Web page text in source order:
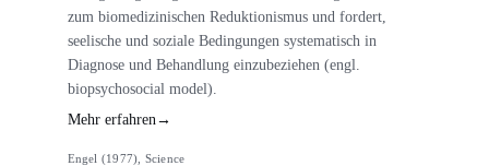
zum biomedizinischen Reduktionismus und fordert,
seelische und soziale Bedingungen systematisch in
Diagnose und Behandlung einzubeziehen (engl.
biopsychosocial model).
Mehr erfahren→
Engel (1977), Science